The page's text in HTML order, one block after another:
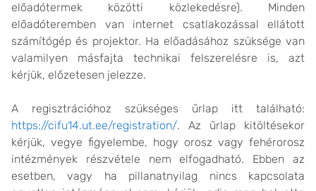
előadótermek közötti közlekedésre). Minden
előadóteremben van internet csatlakozással ellátott
számítógép és projektor. Ha előadásához szüksége van
valamilyen másfajta technikai felszerelésre is, azt
kérjük, előzetesen jelezze.
A regisztrációhoz szükséges űrlap itt található:
https://cifu14.ut.ee/registration/. Az űrlap kitöltésekor
kérjük, vegye figyelembe, hogy orosz vagy fehérorosz
intézmények részvétele nem elfogadható. Ebben az
esetben, vagy ha pillanatnyilag nincs kapcsolata